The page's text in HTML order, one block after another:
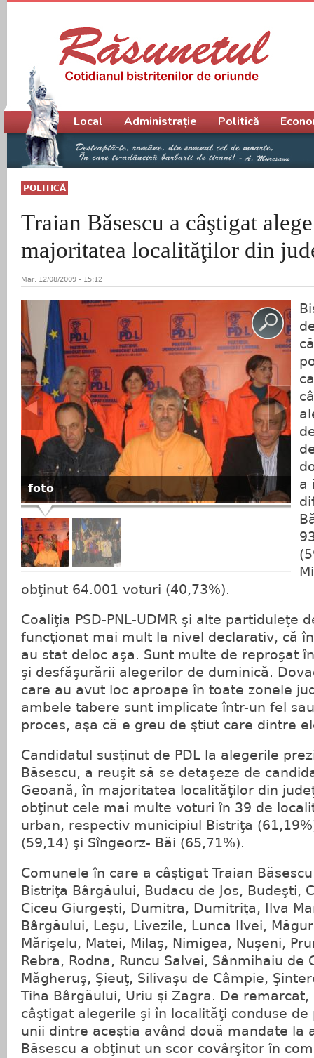
POLITICĂ
Traian Băsescu a câştigat
majoritatea localităţilor din
Mar, 12/08/2009 - 15:12
foto
a
obţinut 64.001 voturi (40,73%).
Coaliţia PSD-PNL-UDMR şi alte partiduleţe
funcţionat mai mult la nivel declarativ, că
au stat deloc aşa. Sunt multe de reproşat
şi desfăşurării alegerilor de duminică.
care au avut loc aproape în toate zonele
ambele tabere sunt implicate într-un fel
proces, aşa că e greu de ştiut care dintre
Candidatul susţinut de PDL la alegerile
Băsescu, a reuşit să se detaşeze de
Geoană, în majoritatea localităţilor din
obţinut cele mai multe voturi în 39 de
urban, respectiv municipiul Bistriţa
(59,14) şi Sîngeorz- Băi (65,71%).
Comunele în care a câştigat Traian
Bistriţa Bârgăului, Budacu de Jos, Budeşti,
Ciceu Giurgeşti, Dumitra, Dumitriţa, Ilva
Bârgăului, Leşu, Livezile, Lunca Ilvei,
Mărişelu, Matei, Milaş, Nimigea, Nuşeni,
Rebra, Rodna, Runcu Salvei, Sânmihaiu de
Măgheruş, Şieuţ, Silivaşu de Câmpie,
Tiha Bârgăului, Uriu şi Zagra. De remarcat,
câştigat alegerile şi în localităţi conduse de
unii dintre aceştia având două mandate la
Băsescu a obţinut un scor covârşitor în
Meniu principal
Local Administrație Politică